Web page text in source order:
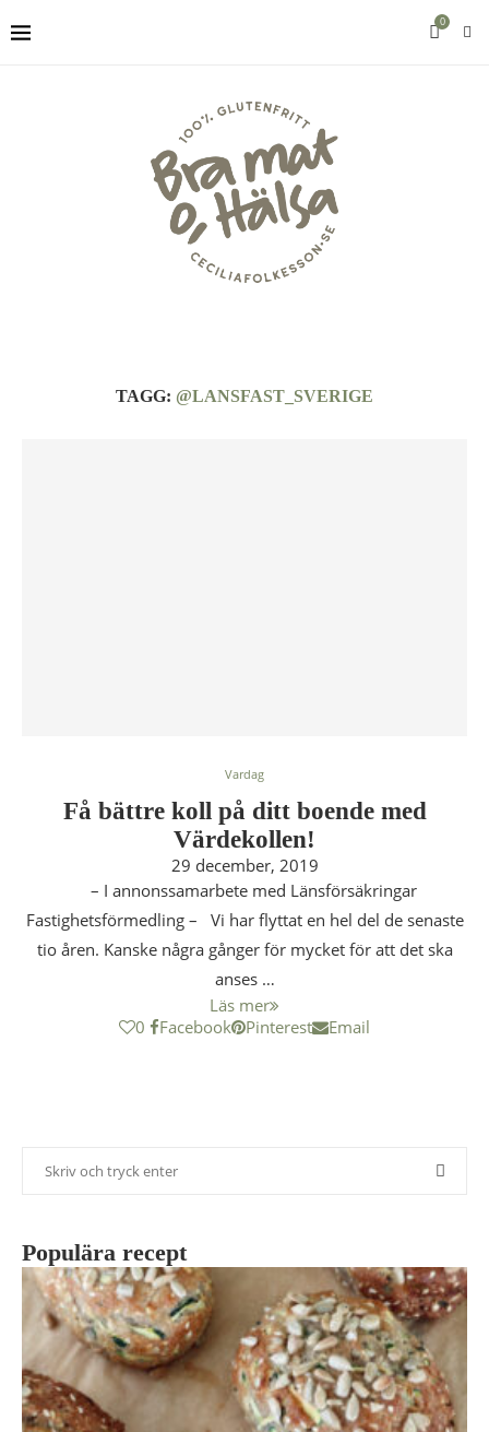
0
TAGG: @LANSFAST_SVERIGE
Vardag
Få bättre koll på ditt boende med
Värdekollen!
29 december, 2019
– I annonssamarbete med Länsförsäkringar
Fastighetsförmedling – Vi har flyttat en hel del de senaste
tio åren. Kanske några gånger för mycket för att det ska
anses …
Läs mer
0
Facebook Pinterest Email
Populära recept